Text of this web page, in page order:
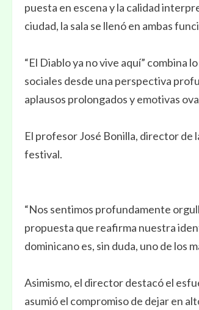
puesta en escena y la calidad
ciudad, la sala se llenó en ambas
“El Diablo ya no vive aquí” combina
sociales desde una perspectiva
aplausos prolongados y emotivas
El profesor José Bonilla, director de
festival.
“Nos sentimos profundamente
propuesta que reafirma nuestra
dominicano es, sin duda, uno de los
Asimismo, el director destacó el
asumió el compromiso de dejar en